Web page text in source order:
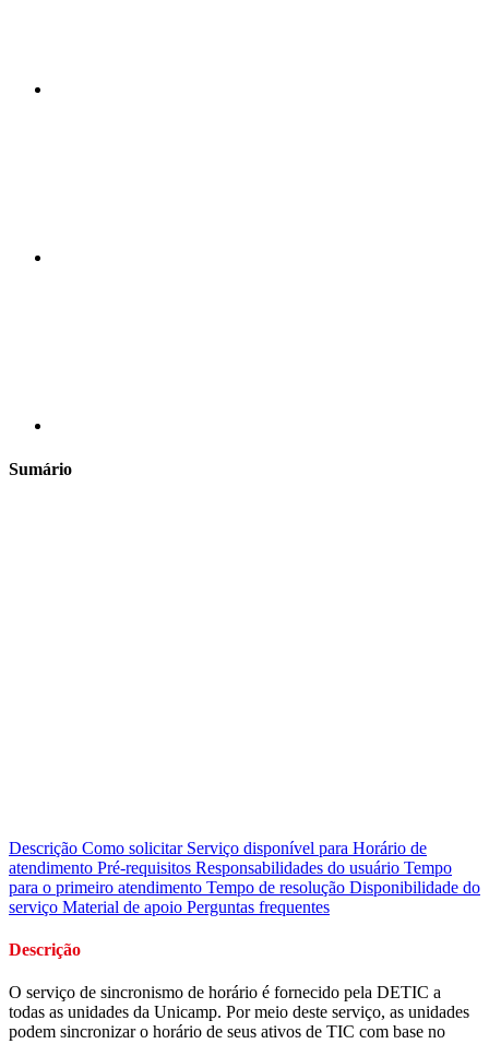
Sumário
Descrição Como solicitar Serviço disponível para Horário de
atendimento Pré-requisitos Responsabilidades do usuário Tempo
para o primeiro atendimento Tempo de resolução Disponibilidade do
serviço Material de apoio Perguntas frequentes
Descrição
O serviço de sincronismo de horário é fornecido pela DETIC a
todas as unidades da Unicamp. Por meio deste serviço, as unidades
podem sincronizar o horário de seus ativos de TIC com base no